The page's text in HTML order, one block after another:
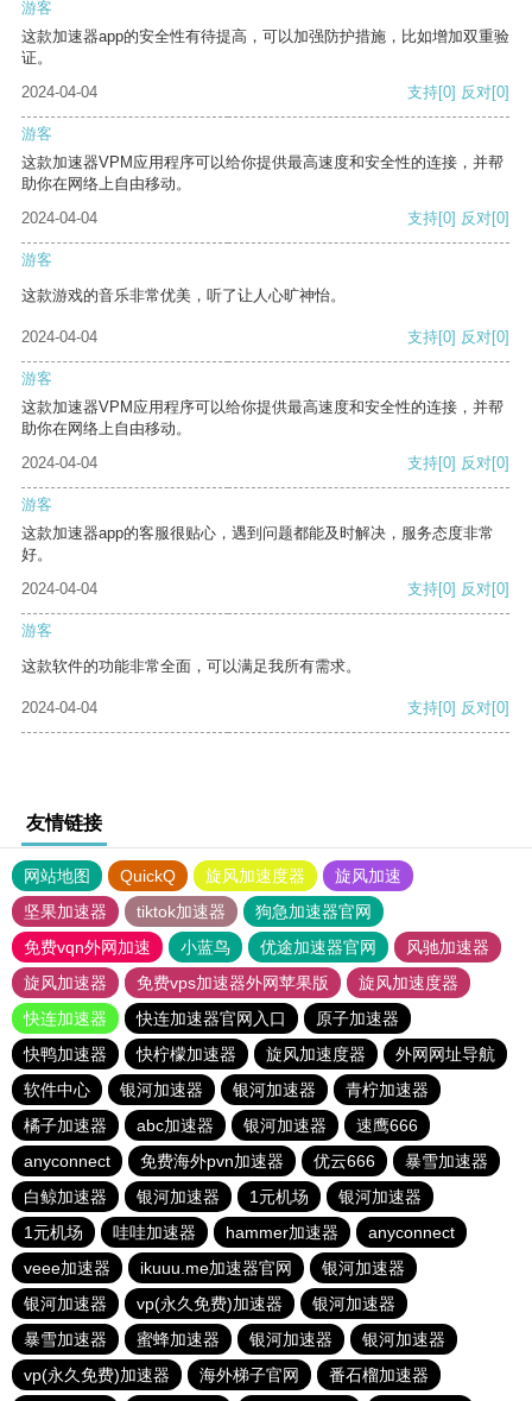
游客
这款加速器app的安全性有待提高，可以加强防护措施，比如增加双重验
证。
2024-04-04
支持[0] 反对[0]
游客
这款加速器VPM应用程序可以给你提供最高速度和安全性的连接，并帮
助你在网络上自由移动。
2024-04-04
支持[0] 反对[0]
游客
这款游戏的音乐非常优美，听了让人心旷神怡。
2024-04-04 支持[0] 反对[0]
游客
这款加速器VPM应用程序可以给你提供最高速度和安全性的连接，并帮
助你在网络上自由移动。
2024-04-04
支持[0] 反对[0]
游客
这款加速器app的客服很贴心，遇到问题都能及时解决，服务态度非常
好。
2024-04-04
支持[0] 反对[0]
游客
这款软件的功能非常全面，可以满足我所有需求。
2024-04-04 支持[0] 反对[0]
友情链接
网站地图 QuickQ 旋风加速度器
旋风加速
坚果加速器
tiktok加速器
狗急加速器官网
免费vqn外网加速
小蓝鸟 优途加速器官网
风驰加速器
旋风加速器
免费vps加速器外网苹果版
旋风加速度器
快连加速器
快连加速器官网入口
原子加速器
快鸭加速器
快柠檬加速器 旋风加速度器
外网网址导航
软件中心
银河加速器 银河加速器
青柠加速器
橘子加速器
abc加速器 银河加速器
速鹰666
anyconnect
免费海外pvn加速器 优云666
暴雪加速器
白鲸加速器
银河加速器 1元机场
银河加速器
1元机场
哇哇加速器 hammer加速器
anyconnect
veee加速器
ikuuu.me加速器官网
银河加速器
银河加速器
vp(永久免费)加速器
银河加速器
暴雪加速器
蜜蜂加速器 银河加速器
银河加速器
vp(永久免费)加速器
海外梯子官网 番石榴加速器